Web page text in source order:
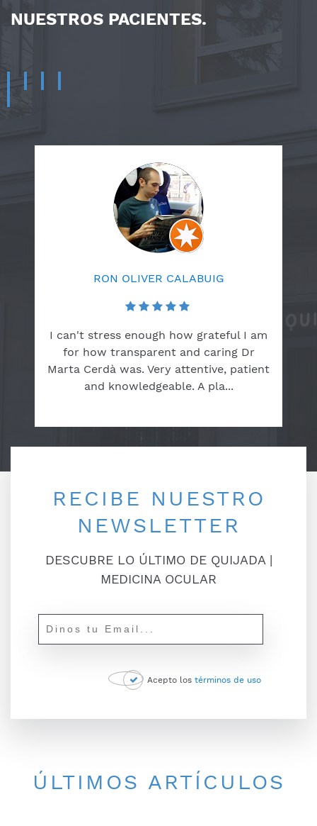
NUESTROS PACIENTES.
RON OLIVER CALABUIG
I can't stress enough how grateful I am
for how transparent and caring Dr
Marta Cerdà was. Very attentive, patient
and knowledgeable. A pla...
RECIBE NUESTRO
NEWSLETTER
DESCUBRE LO ÚLTIMO DE QUIJADA |
MEDICINA OCULAR
Acepto los términos de uso
ÚLTIMOS ARTÍCULOS